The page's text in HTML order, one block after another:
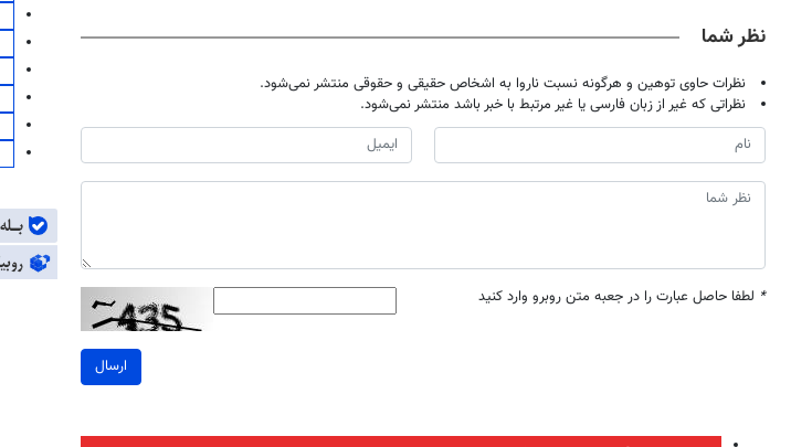
نظر شما
نظرات حاوی توهین و هرگونه نسبت ناروا به اشخاص حقیقی و حقوقی منتشر نمی‌شود.
نظراتی که غیر از زبان فارسی یا غیر مرتبط با خبر باشد منتشر نمی‌شود.
* لطفا حاصل عبارت را در جعبه متن روبرو وارد کنید
ارسال